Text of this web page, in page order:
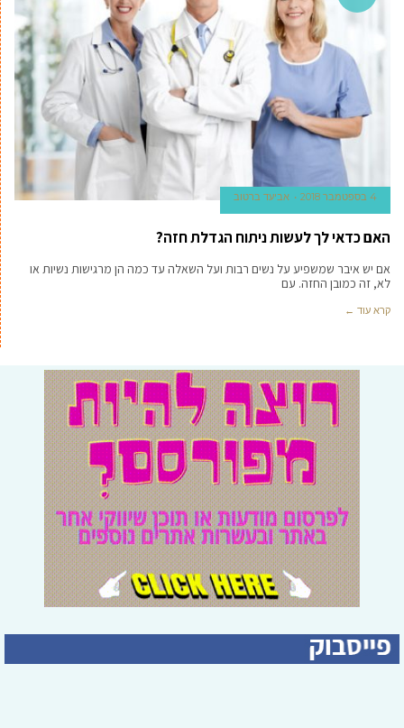
4 בספטמבר 2018 אביעד ברטוב
האם כדאי לך לעשות ניתוח הגדלת חזה?
אם יש איבר שמשפיע על נשים רבות ועל השאלה עד כמה הן מרגישות נשיות או
לא, זה כמובן החזה. עם
קרא עוד ←